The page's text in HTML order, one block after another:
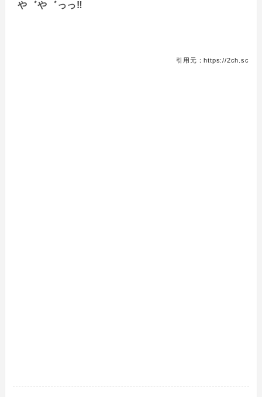
や゛や゛っっ‼
引用元：https://2ch.sc